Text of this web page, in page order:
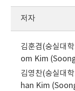
저자
김훈겸(숭실대
om Kim
김영찬(숭실대
han Kim